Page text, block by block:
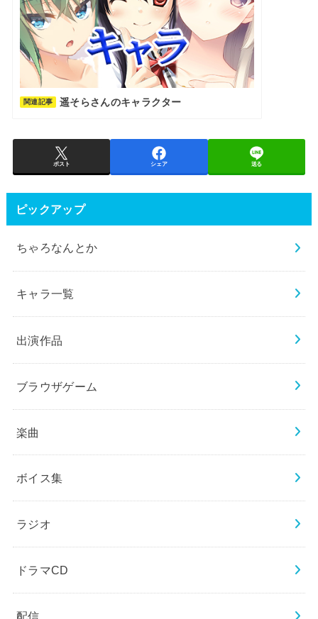
関連記事 遥そらさんのキャラクター
ポスト シェア 送る
ピックアップ
ちゃろなんとか
キャラ一覧
出演作品
ブラウザゲーム
楽曲
ボイス集
ラジオ
ドラマCD
配信